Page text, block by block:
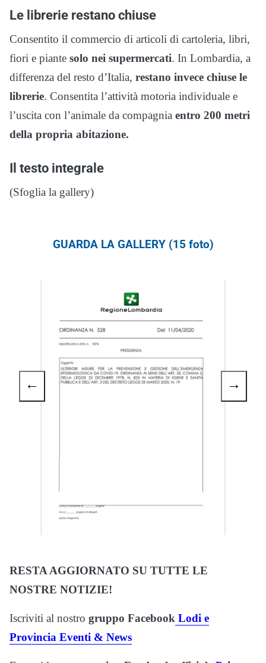
Le librerie restano chiuse
Consentito il commercio di articoli di cartoleria, libri,
fiori e piante solo nei supermercati. In Lombardia, a
differenza del resto d’Italia, restano invece chiuse le
librerie. Consentita l’attività motoria individuale e
l’uscita con l’animale da compagnia entro 200 metri
della propria abitazione.
Il testo integrale
(Sfoglia la gallery)
GUARDA LA GALLERY (15 foto)
← →
RESTA AGGIORNATO SU TUTTE LE
NOSTRE NOTIZIE!
Iscriviti al nostro gruppo Facebook Lodi e
Provincia Eventi & News